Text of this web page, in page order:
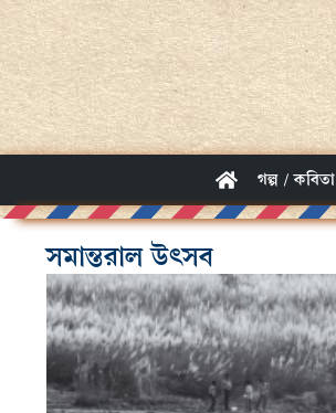
গল্প / কবিতা
সমান্তরাল উৎসব